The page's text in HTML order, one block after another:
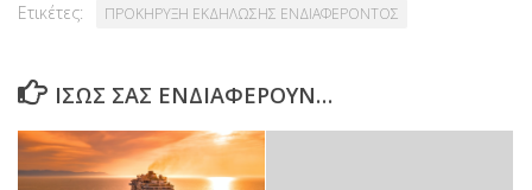
Ετικέτες: ΠΡΟΚΗΡΥΞΗ ΕΚΔΗΛΩΣΗΣ ΕΝΔΙΑΦΕΡΟΝΤΟΣ
ΊΣΩΣ ΣΑΣ ΕΝΔΙΑΦΈΡΟΥΝ…